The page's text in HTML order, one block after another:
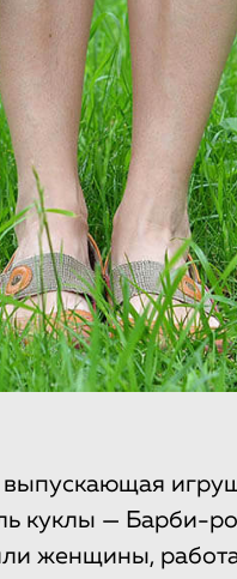
куклы — Барби-
женщины,